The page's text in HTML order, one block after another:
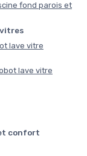
fond parois et
lave vitre
lave vitre
confort